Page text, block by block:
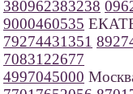
380962383238
9000460535
79274431351
7083122677
4997045000